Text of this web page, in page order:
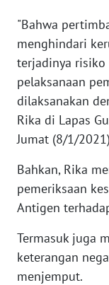
"Bahwa
menghindari
terjadinya risiko
pelaksanaan
dilaksanakan
Rika di Lapas
Jumat (8/1/
Bahkan, Rika
pemeriksaan
Antigen
Termasuk juga
keterangan
menjemput.
TENTANG
KAMI
PEDOMAN
MEDIA
SIBER
REDAKSI
KARIR
Wahana
News